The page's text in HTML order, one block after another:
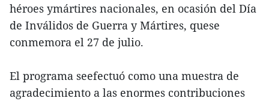
héroes ymártires nacionales, en ocasión del Día
de Inválidos de Guerra y Mártires, quese
conmemora el 27 de julio.
El programa seefectuó como una muestra de
agradecimiento a las enormes contribuciones